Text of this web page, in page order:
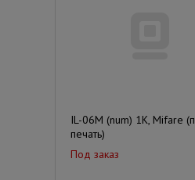
IL-06M (num) 1K, Mifare
печать)
Под заказ